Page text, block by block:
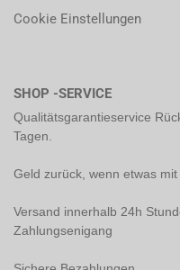
Cookie Einstellungen
SHOP -SERVICE
Qualitätsgarantieservice
Tagen.
Geld zurück, wenn etwas
Versand innerhalb 24h
Zahlungsenigang